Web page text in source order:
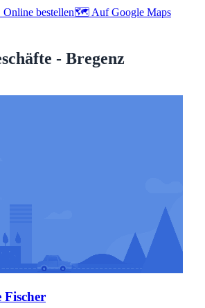
Online bestellen🗺️ Auf Google Maps
- Bregenz
Fischer